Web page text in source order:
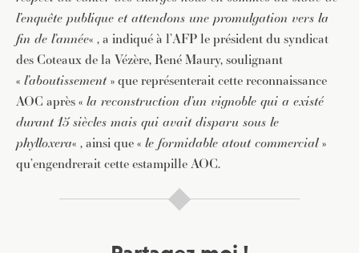
l’enquête publique et attendons une promulgation vers la
fin de l’année« , a indiqué à l’AFP le président du syndicat
des Coteaux de la Vézère, René Maury, soulignant
« l’aboutissement» que représenterait cette reconnaissance
AOC après « la reconstruction d’un vignoble qui a existé
durant 15 siècles mais qui avait disparu sous le
phylloxera« , ainsi que « le formidable atout commercial»
qu’engendrerait cette estampille AOC.